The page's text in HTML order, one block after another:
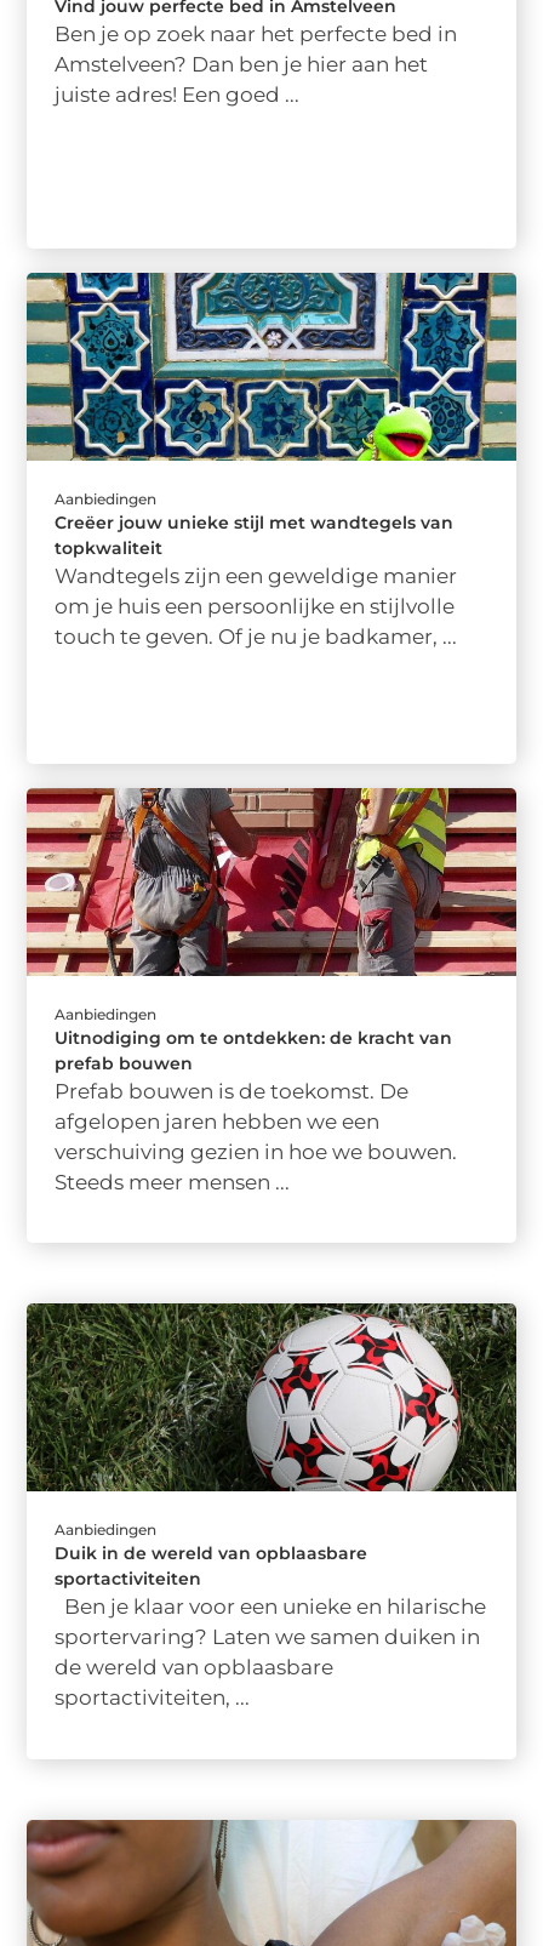
Vind jouw perfecte bed in Amstelveen
Ben je op zoek naar het perfecte bed in
Amstelveen? Dan ben je hier aan het
juiste adres! Een goed ...
Aanbiedingen
Creëer jouw unieke stijl met wandtegels van
topkwaliteit
Wandtegels zijn een geweldige manier
om je huis een persoonlijke en stijlvolle
touch te geven. Of je nu je badkamer, ...
Aanbiedingen
Uitnodiging om te ontdekken: de kracht van
prefab bouwen
Prefab bouwen is de toekomst. De
afgelopen jaren hebben we een
verschuiving gezien in hoe we bouwen.
Steeds meer mensen ...
Aanbiedingen
Duik in de wereld van opblaasbare
sportactiviteiten
Ben je klaar voor een unieke en hilarische
sportervaring? Laten we samen duiken in
de wereld van opblaasbare
sportactiviteiten, ...